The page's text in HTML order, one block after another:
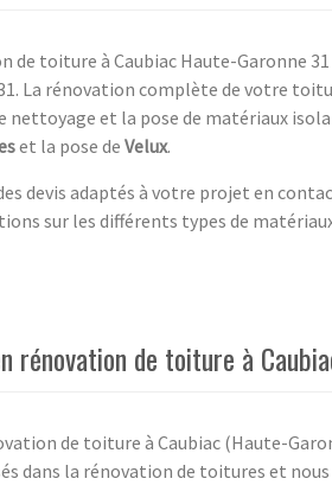
toiture à Caubiac Haute-Garonne
La rénovation complète de votre
nettoyage et la pose de matériaux
et la pose de Velux.
devis adaptés à votre projet en
sur les différents types de
rénovation de toiture à
de toiture à Caubiac (Haute-
dans la rénovation de toitures et